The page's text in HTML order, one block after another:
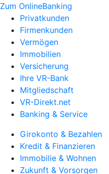
Zum OnlineBanking
Privatkunden
Firmenkunden
Vermögen
Immobilien
Versicherung
Ihre VR-Bank
Mitgliedschaft
VR-Direkt.net
Banking & Service
Girokonto & Bezahlen
Kredit & Finanzieren
Immobilie & Wohnen
Zukunft & Vorsorgen